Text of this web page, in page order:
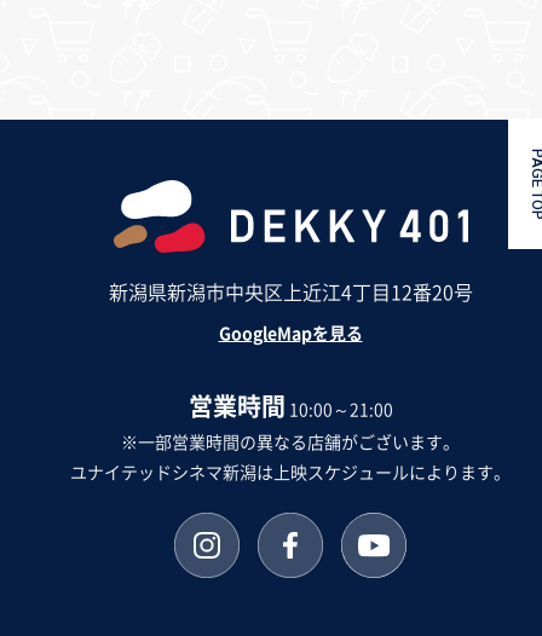
新潟県新潟市中央区上近江4丁目12番20号
GoogleMapを見る
営業時間 10:00～21:00
※一部営業時間の異なる店舗がございます。
ユナイテッドシネマ新潟は上映スケジュールによります。